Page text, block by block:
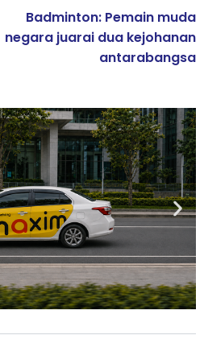
Badminton: Pemain muda
negara juarai dua kejohanan
antarabangsa